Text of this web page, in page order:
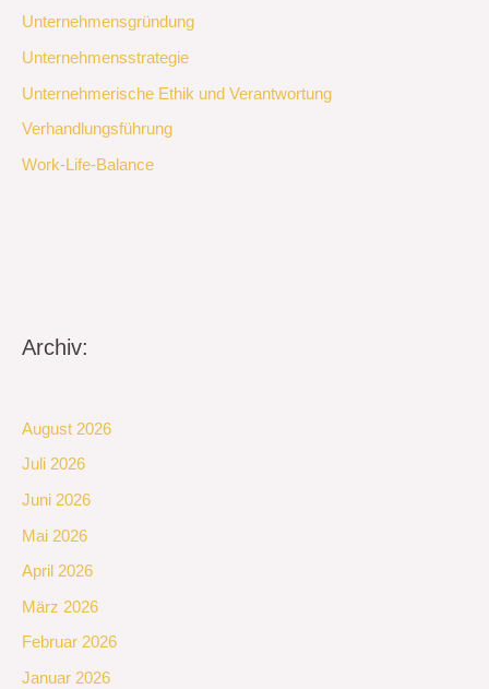
Unternehmensgründung
Unternehmensstrategie
Unternehmerische Ethik und Verantwortung
Verhandlungsführung
Work-Life-Balance
Archiv:
August 2026
Juli 2026
Juni 2026
Mai 2026
April 2026
März 2026
Februar 2026
Januar 2026